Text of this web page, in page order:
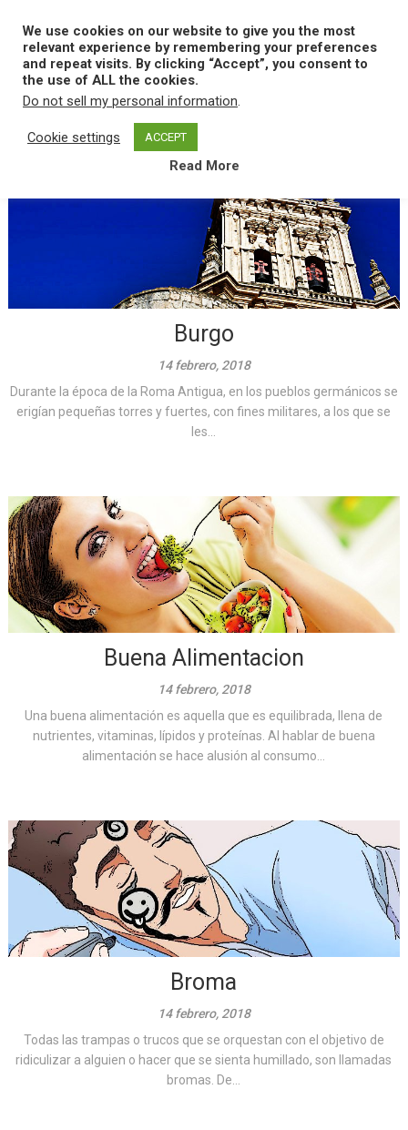
content
MENU
Categoría:B
Burgo
14 febrero, 2018
Durante la época de la Roma Antigua, en los pueblos germánicos se
erigían pequeñas torres y fuertes, con fines militares, a los que se
les...
Buena Alimentacion
14 febrero, 2018
Una buena alimentación es aquella que es equilibrada, llena de
nutrientes, vitaminas, lípidos y proteínas. Al hablar de buena
alimentación se hace alusión al consumo...
Broma
14 febrero, 2018
Todas las trampas o trucos que se orquestan con el objetivo de
ridiculizar a alguien o hacer que se sienta humillado, son llamadas
bromas. De...
We use cookies on our website to give you the most
relevant experience by remembering your preferences
and repeat visits. By clicking “Accept”, you consent to
the use of ALL the cookies.
Do not sell my personal information.
Cookie settings ACCEPT
Read More